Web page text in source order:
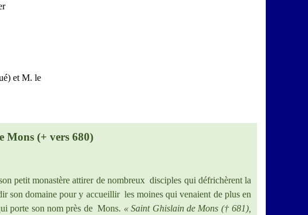
et M. le
Mons (+ vers 680)
petit monastère attirer de nombreux disciples qui défrichèrent la
son domaine pour y accueillir les moines qui venaient de plus en
porte son nom près de Mons. « Saint Ghislain de Mons († 681),